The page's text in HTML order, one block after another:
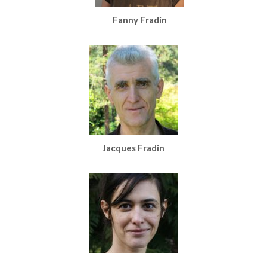
Fanny Fradin
Artiste Plasticienne
Jacques Fradin
Dr. en Médecine